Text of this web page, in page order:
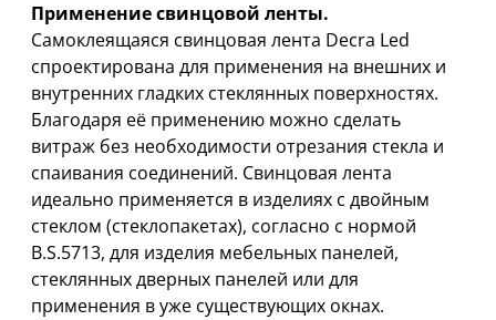
Применение свинцовой ленты.
Самоклеящаяся свинцовая лента Decra Led
спроектирована для применения на внешних и
внутренних гладких стеклянных поверхностях.
Благодаря её применению можно сделать
витраж без необходимости отрезания стекла и
спаивания соединений. Свинцовая лента
идеально применяется в изделиях с двойным
стеклом (стеклопакетах), согласно с нормой
B.S.5713, для изделия мебельных панелей,
стеклянных дверных панелей или для
применения в уже существующих окнах.